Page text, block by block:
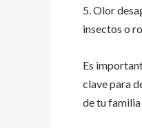
5. Olor
insectos o
Es
clave para
de tu familia